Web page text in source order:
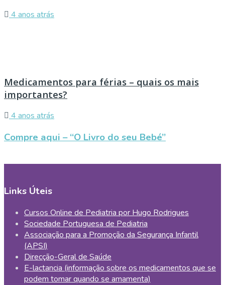
4 anos atrás
Medicamentos para férias – quais os mais
importantes?
4 anos atrás
Compre aqui – “O Livro do seu Bebé”
Links Úteis
Cursos Online de Pediatria por Hugo Rodrigues
Sociedade Portuguesa de Pediatria
Associação para a Promoção da Segurança Infantil
(APSI)
Direcção-Geral de Saúde
E-lactancia (informação sobre os medicamentos que se
podem tomar quando se amamenta)